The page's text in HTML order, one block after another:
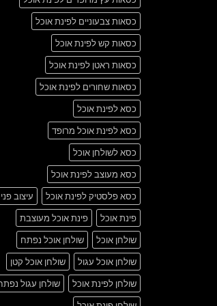
כסאות צבעוניים לפינת אוכל
כסאות קש לפינת אוכל
כסאות ראטן לפינת אוכל
כסאות שחורים לפינת אוכל
כסא לפינת אוכל
כסא לפינת אוכל מרופד
כסא לשולחן אוכל
כסא מעוצב לפינת אוכל
כסא פלסטיק לפינת אוכל
עיצוב
פינת אוכל
פינת אוכל מעוצבת
שולחן אוכל
שולחן אוכל נפתח
שולחן אוכל עגול
שולחן אוכל קטן
שולחן לפינת אוכל
שולחן עגול